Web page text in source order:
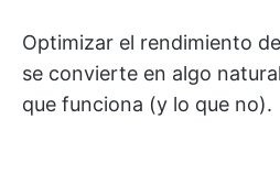
Optimizar el rendimiento
se convierte en algo
que funciona (y lo que no).